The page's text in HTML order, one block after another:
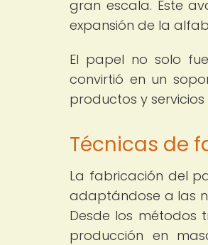
gran escala. Este
expansión de la
El papel no solo
convirtió en un
productos y
Técnicas de
La fabricación del
adaptándose a las
Desde los métodos
producción en